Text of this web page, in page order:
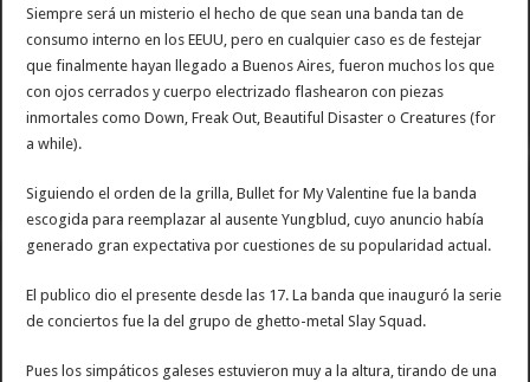
Siempre será un misterio el hecho de que sean una banda tan de
consumo interno en los EEUU, pero en cualquier caso es de festejar
que finalmente hayan llegado a Buenos Aires, fueron muchos los que
con ojos cerrados y cuerpo electrizado flashearon con piezas
inmortales como Down, Freak Out, Beautiful Disaster o Creatures (for
a while).
Siguiendo el orden de la grilla, Bullet for My Valentine fue la banda
escogida para reemplazar al ausente Yungblud, cuyo anuncio había
generado gran expectativa por cuestiones de su popularidad actual.
El publico dio el presente desde las 17. La banda que inauguró la serie
de conciertos fue la del grupo de ghetto-metal Slay Squad.
Pues los simpáticos galeses estuvieron muy a la altura, tirando de una